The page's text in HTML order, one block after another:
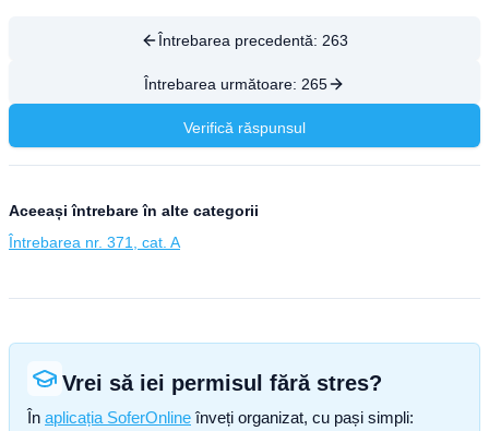
Întrebarea precedentă: 263
Întrebarea următoare: 265
Verifică răspunsul
Aceeași întrebare în alte categorii
Întrebarea nr. 371, cat. A
Vrei să iei permisul fără stres?
În aplicația SoferOnline înveți organizat, cu pași simpli: